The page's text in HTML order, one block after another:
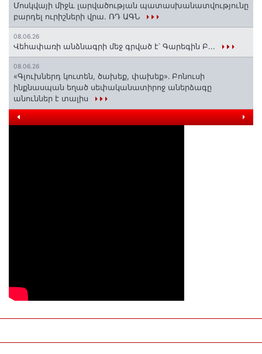
Մոսկվայի միջև լարվածության պատասխանատվությունը
բարդել ուրիշների վրա. ՌԴ ԱԳՆ
08.06.26
Վեհափառի անձնագրի մեջ գրված է՝ Գարեգին Բ...
08.06.26
«Գլուխներդ կուտեն, ծախեք, փախեք»․ Բոնուսի
ինքնասպան եղած սեփականատիրոջ աներձագը
անուններ է տալիս